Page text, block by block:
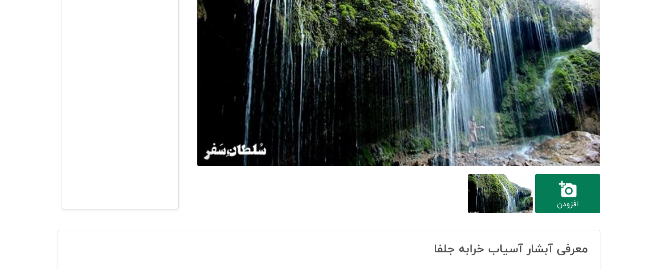
افزودن
معرفی آبشار آسیاب خرابه جلفا